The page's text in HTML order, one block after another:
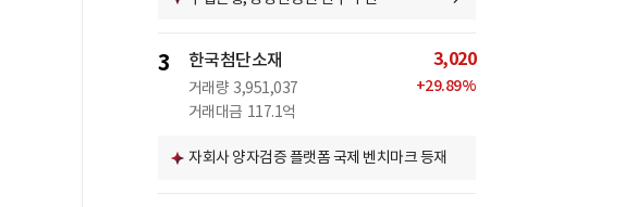
3 한국첨단소재
거래량 3,951,037
거래대금 117.1억
3,020
+29.89%
자회사 양자검증 플랫폼 국제 벤치마크 등재